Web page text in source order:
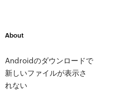
About
Androidのダウンロードで
新しいファイルが表示さ
れない